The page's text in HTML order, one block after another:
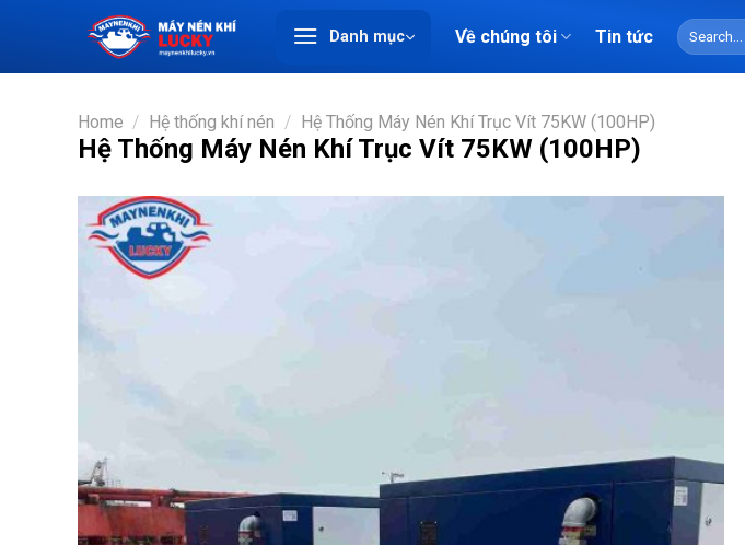
Danh mục Về chúng tôi Tin tức
Search
for:
Home / Hệ thống khí nén / Hệ Thống Máy Nén Khí Trục Vít 75KW (100HP)
Hệ Thống Máy Nén Khí Trục Vít 75KW (100HP)